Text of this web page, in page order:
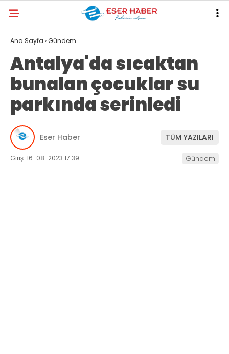
GALERİ VİDEO YAZARLAR
ANTALYA
EKONOMI
POLITIKA
DÜNYA
Ana Sayfa ›Gündem
Antalya'da sıcaktan
bunalan çocuklar su
parkında serinledi
Eser Haber TÜM YAZILARI
Giriş: 16-08-2023 17:39 Gündem